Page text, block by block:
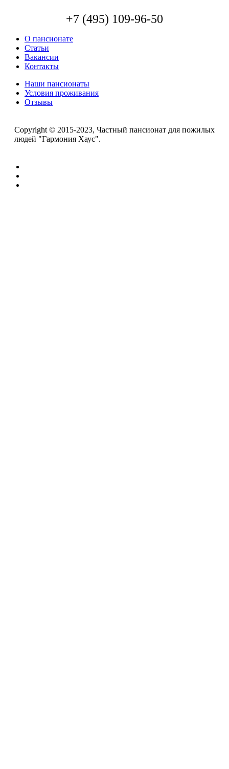
+7 (495) 109-96-50
О пансионате
Статьи
Вакансии
Контакты
Наши пансионаты
Условия проживания
Отзывы
Copyright © 2015-2023, Частный пансионат для пожилых
людей "Гармония Хаус".